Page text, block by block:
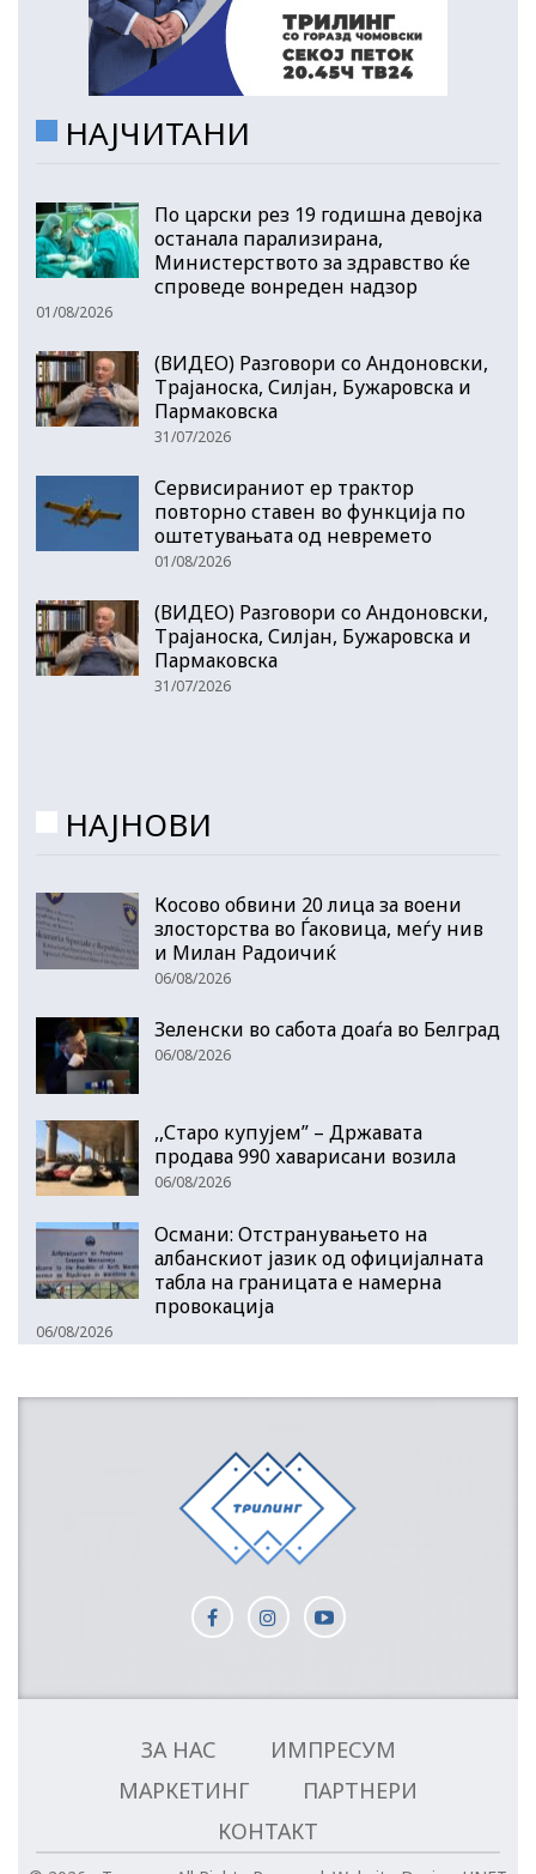
НАЈЧИТАНИ
По царски рез 19 годишна девојка
останала парализирана,
Министерството за здравство ќе
спроведе вонреден надзор
01/08/2026
(ВИДЕО) Разговори со Андоновски,
Трајаноска, Силјан, Бужаровска и
Пармаковска
31/07/2026
Сервисираниот ер трактор
повторно ставен во функција по
оштетувањата од невремето
01/08/2026
(ВИДЕО) Разговори со Андоновски,
Трајаноска, Силјан, Бужаровска и
Пармаковска
31/07/2026
НАЈНОВИ
Косово обвини 20 лица за воени
злосторства во Ѓаковица, меѓу нив
и Милан Радоичиќ
06/08/2026
Зеленски во сабота доаѓа во Белград
06/08/2026
,,Старо купујем” – Државата
продава 990 хаварисани возила
06/08/2026
Османи: Отстранувањето на
албанскиот јазик од официјалната
табла на границата е намерна
провокација
06/08/2026
ЗА НАС
ИМПРЕСУМ
МАРКЕТИНГ
ПАРТНЕРИ
КОНТАКТ